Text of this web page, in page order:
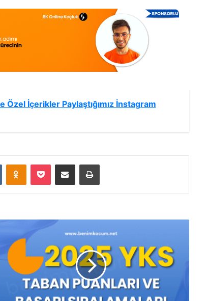
İçerikler Paylaştığımız İnstagram
VKontakteOdnoklassniki
Pocket E-Posta ile paylaş Yazdır